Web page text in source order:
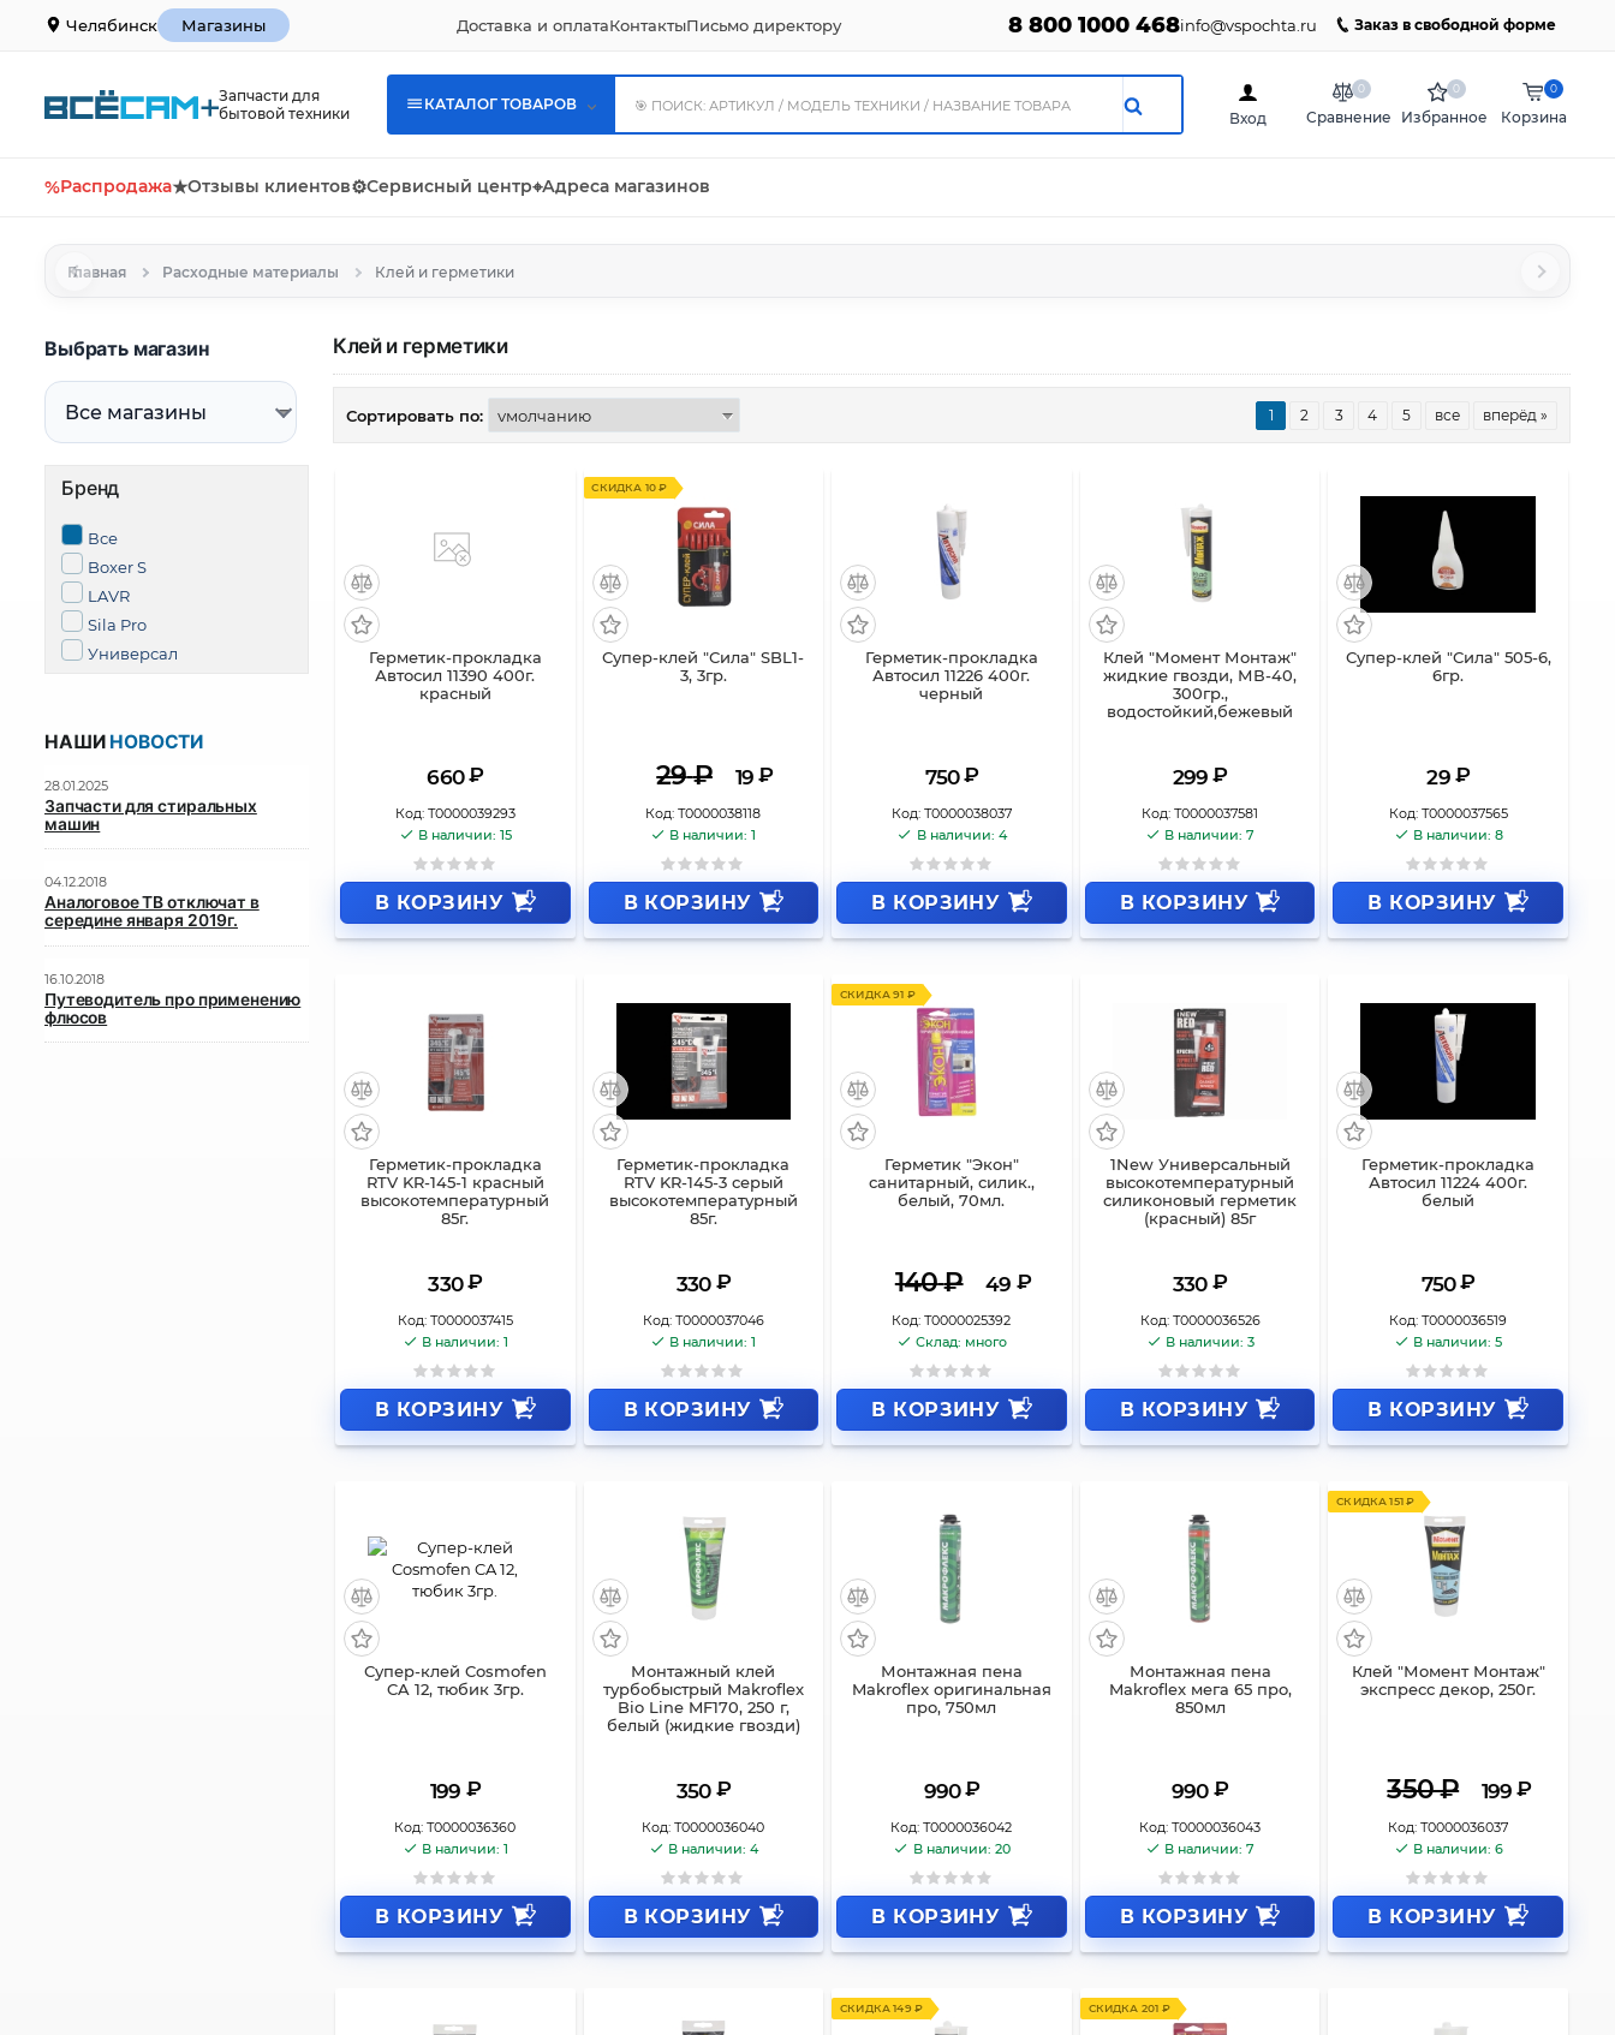
Челябинск Магазины Доставка и оплатаКонтактыПисьмо директору 8 800 1000 468info@vspochta.ru Заказ в свободной форме
Запчасти для
бытовой техники
КАТАЛОГ ТОВАРОВ
Вход Сравнение
0
Избранное
0
Корзина
0
%Распродажа★Отзывы клиентов⚙Сервисный центр⌖Адреса магазинов
Главная Расходные материалы Клей и герметики
Выбрать магазин
Бренд
Все
Boxer S
LAVR
Sila Pro
Универсал
Клей и герметики
Сортировать по: 1 2 3 4 5 все вперёд »
Герметик-прокладка
Автосил 11390 400г.
красный
660 ₽
Код: Т0000039293
В наличии: 15
В КОРЗИНУ
СКИДКА 10 ₽
Супер-клей "Сила" SBL1-
3, 3гр.
29₽ 19 ₽
Код: Т0000038118
В наличии: 1
В КОРЗИНУ
Герметик-прокладка
Автосил 11226 400г.
черный
750 ₽
Код: Т0000038037
В наличии: 4
В КОРЗИНУ
Клей "Момент Монтаж"
жидкие гвозди, МВ-40,
300гр.,
водостойкий,бежевый
299 ₽
Код: Т0000037581
В наличии: 7
В КОРЗИНУ
Супер-клей "Сила" 505-6,
6гр.
29 ₽
Код: Т0000037565
В наличии: 8
В КОРЗИНУ
Герметик-прокладка
RTV KR-145-1 красный
высокотемпературный
85г.
330 ₽
Код: Т0000037415
В наличии: 1
В КОРЗИНУ
Герметик-прокладка
RTV KR-145-3 серый
высокотемпературный
85г.
330 ₽
Код: Т0000037046
В наличии: 1
В КОРЗИНУ
СКИДКА 91 ₽
Герметик "Экон"
санитарный, силик.,
белый, 70мл.
140₽ 49 ₽
Код: Т0000025392
Склад: много
В КОРЗИНУ
1New Универсальный
высокотемпературный
силиконовый герметик
(красный) 85г
330 ₽
Код: Т0000036526
В наличии: 3
В КОРЗИНУ
Герметик-прокладка
Автосил 11224 400г.
белый
750 ₽
Код: Т0000036519
В наличии: 5
В КОРЗИНУ
Супер-клей Cosmofen
CA 12, тюбик 3гр.
199 ₽
Код: Т0000036360
В наличии: 1
В КОРЗИНУ
Монтажный клей
турбобыстрый Makroflex
Bio Line MF170, 250 г,
белый (жидкие гвозди)
350 ₽
Код: Т0000036040
В наличии: 4
В КОРЗИНУ
Монтажная пена
Makroflex оригинальная
про, 750мл
990 ₽
Код: Т0000036042
В наличии: 20
В КОРЗИНУ
Монтажная пена
Makroflex мега 65 про,
850мл
990 ₽
Код: Т0000036043
В наличии: 7
В КОРЗИНУ
СКИДКА 151 ₽
Клей "Момент Монтаж"
экспресс декор, 250г.
350₽ 199 ₽
Код: Т0000036037
В наличии: 6
В КОРЗИНУ
НАШИ НОВОСТИ
28.01.2025
Запчасти для стиральных
машин
04.12.2018
Аналоговое ТВ отключат в
середине января 2019г.
16.10.2018
Путеводитель про применению
флюсов